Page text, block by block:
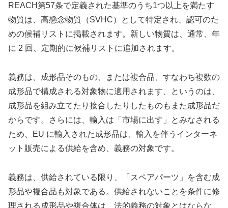
REACH第57条で定義された基準のうち1つ以上を満たす
物質は、高懸念物質（SVHC）として特定され、認可のた
めの候補リストに掲載されます。新しい物質は、通常、年
に 2 回、定期的に候補リストに追加されます。
義務は、成形品そのもの、または複合品、すなわち複数の
成形品で構成される対象物に適用されます、というのは、
成形品を組み立てたり接合したりしたものもまた成形品だ
からです。さらには、輸入は「市場に出す」とみなされる
ため、EU に輸入された成形品は、輸入を伴うインターネ
ット販売による供給を含め、義務の対象です。
義務は、供給されている限り、「スペアパーツ」を含む成
形品や複合品も対象である。供給されないことを条件に修
理される成形品や複合体は、法的義務の対象とはならな